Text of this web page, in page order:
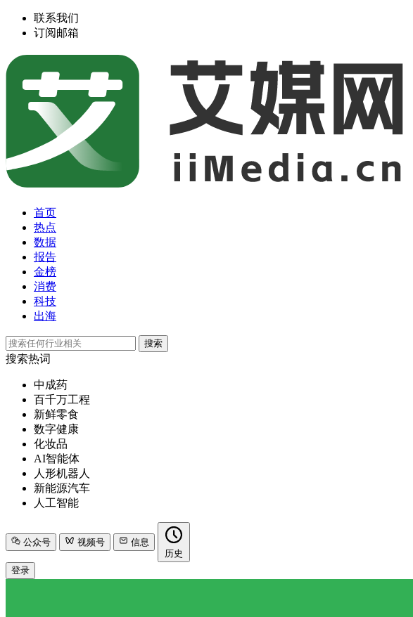
联系我们
订阅邮箱
首页
热点
数据
报告
金榜
消费
科技
出海
搜索
搜索热词
中成药
百千万工程
新鲜零食
数字健康
化妆品
AI智能体
人形机器人
新能源汽车
人工智能
公众号 视频号
信息
历史
登录